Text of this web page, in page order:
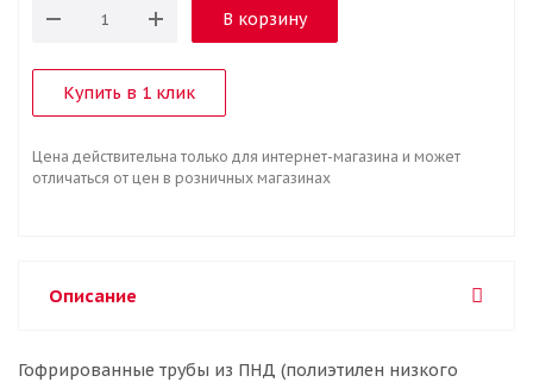
В корзину
Купить в 1 клик
Цена действительна только для интернет-магазина и может
отличаться от цен в розничных магазинах
Описание
Гофрированные трубы из ПНД (полиэтилен низкого